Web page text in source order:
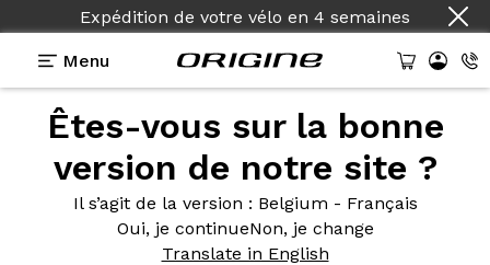
Expédition de votre vélo en 4 semaines
Menu
Êtes-vous sur la bonne
version de notre site ?
Il s’agit de la version : Belgium - Français
Oui, je continueNon, je change
Translate in English
Equipements>Boîtier>Shimano XTR Press-Fit